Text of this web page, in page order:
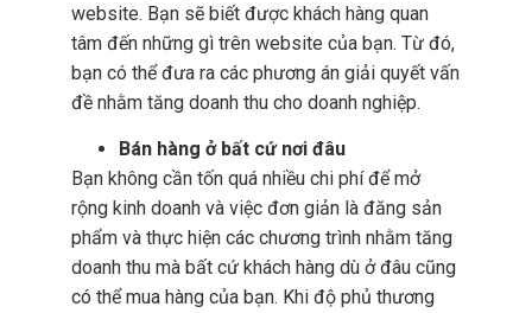
website. Bạn sẽ biết được khách hàng quan
tâm đến những gì trên website của bạn. Từ đó,
bạn có thể đưa ra các phương án giải quyết vấn
đề nhằm tăng doanh thu cho doanh nghiệp.
Bán hàng ở bất cứ nơi đâu
Bạn không cần tốn quá nhiều chi phí để mở
rộng kinh doanh và việc đơn giản là đăng sản
phẩm và thực hiện các chương trình nhằm tăng
doanh thu mà bất cứ khách hàng dù ở đâu cũng
có thể mua hàng của bạn. Khi độ phủ thương